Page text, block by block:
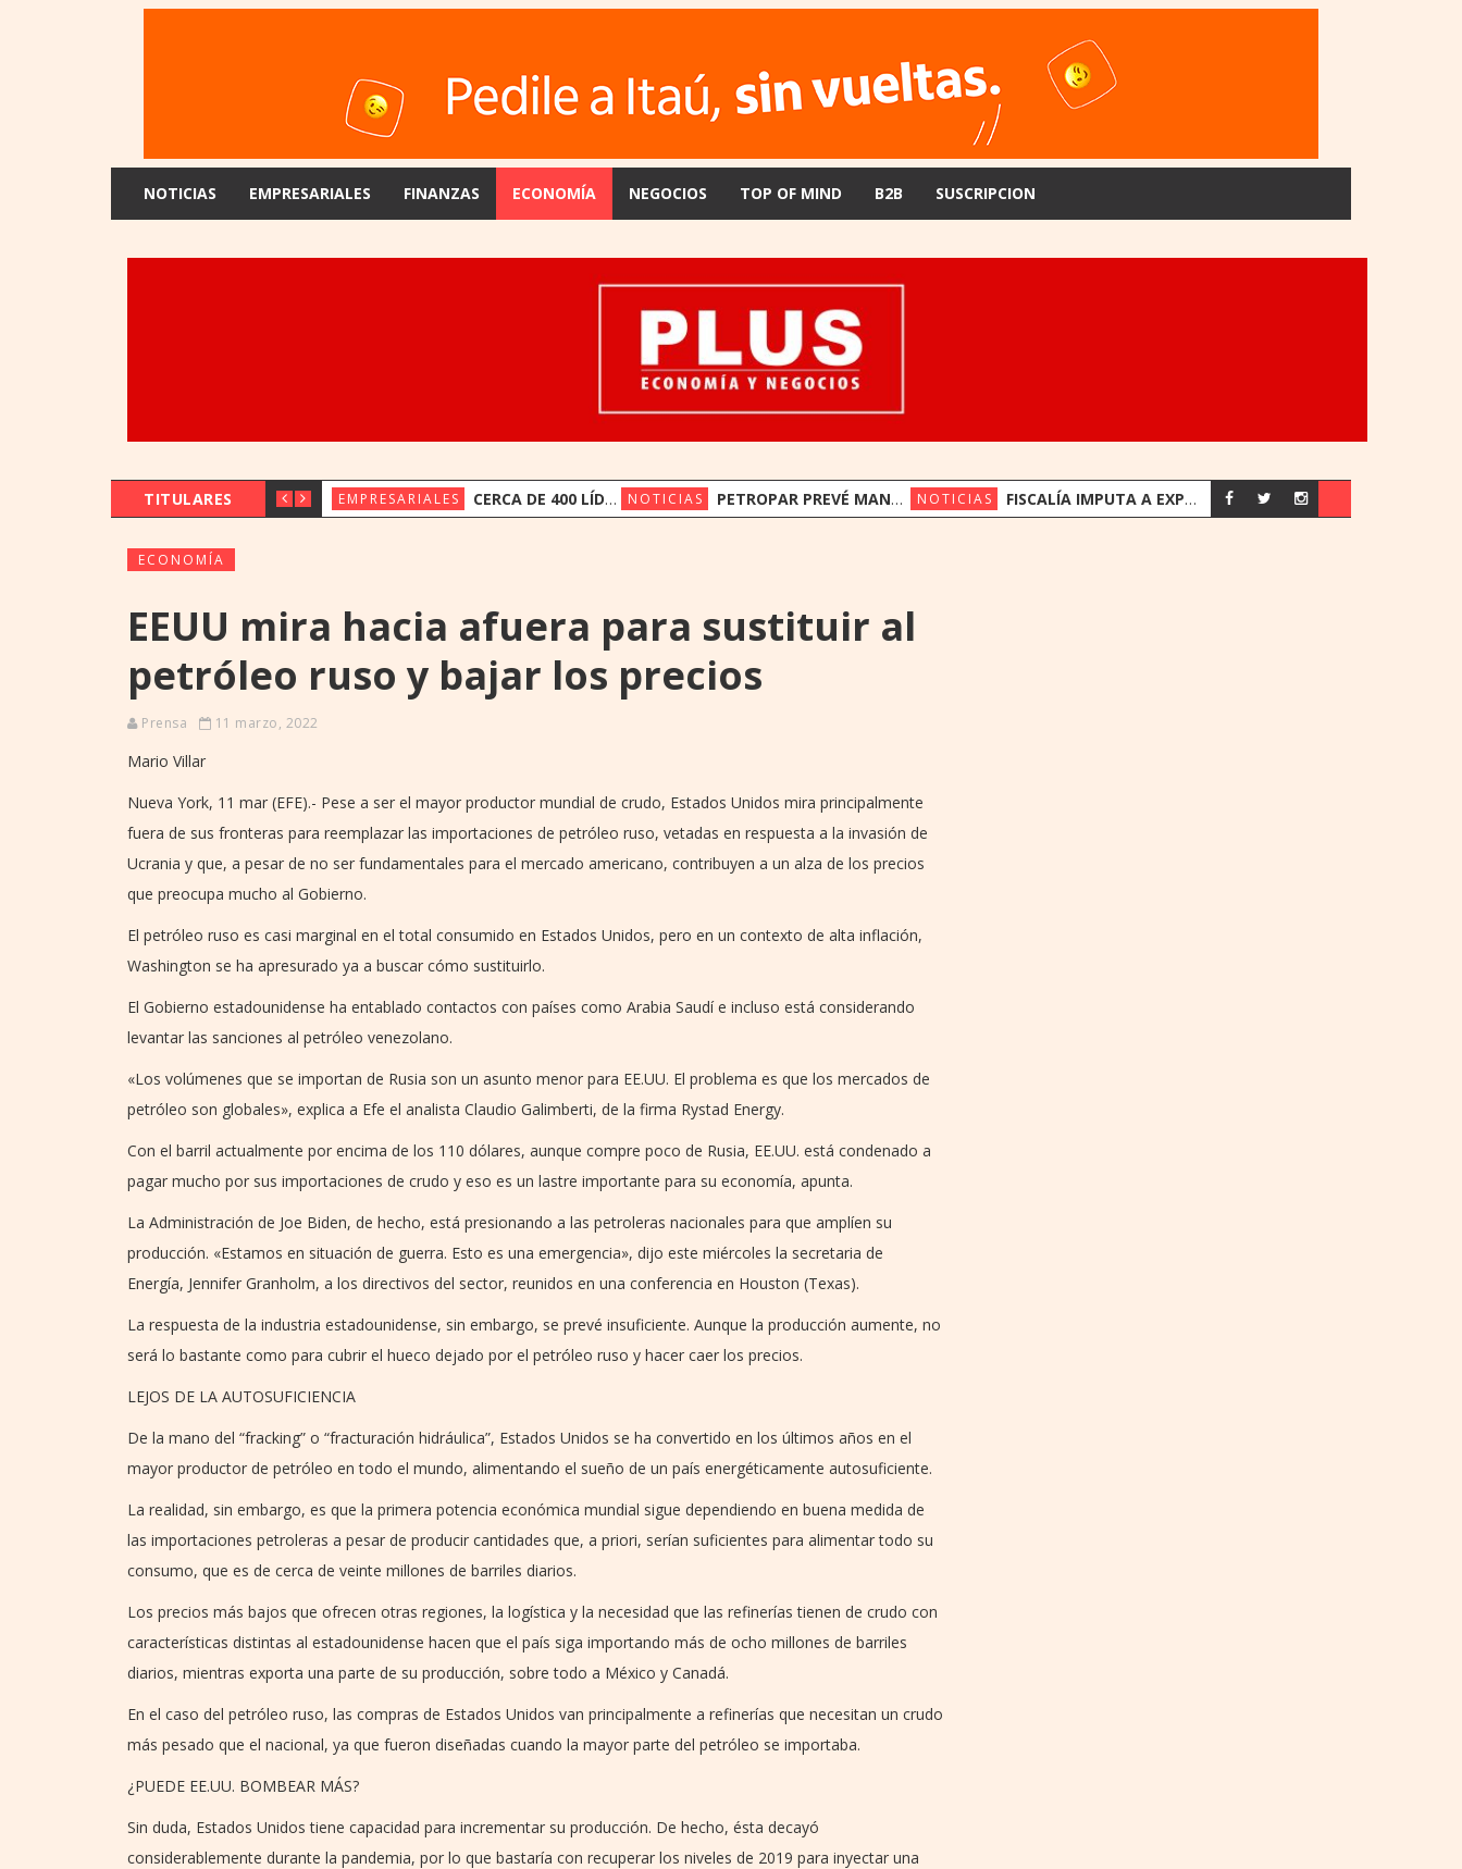
NOTICIAS EMPRESARIALES FINANZAS ECONOMÍA NEGOCIOS TOP OF MIND B2B SUSCRIPCION
TITULARES EMPRESARIALES CERCA DE 400 LÍDERES DE LA INDUSTRIA FINANCIERA PARTICIPAN DE LA CONVENCIÓN BANCARIA DE ASOBAN NOTICIAS PETROPAR PREVÉ MANTENER SUS PRECIOS EN UN ESCENARIO DE SUBAS NOTICIAS FISCALÍA IMPUTA A EXPRESIDENTES DEL IPS JORGE BRÍTEZ Y VICENTE BATAGLIA POR MULTIMILLONARIO DESFALCO
ECONOMÍA
EEUU mira hacia afuera para sustituir al
petróleo ruso y bajar los precios
Prensa 11 marzo, 2022
Mario Villar
Nueva York, 11 mar (EFE).- Pese a ser el mayor productor mundial de crudo, Estados Unidos mira principalmente
fuera de sus fronteras para reemplazar las importaciones de petróleo ruso, vetadas en respuesta a la invasión de
Ucrania y que, a pesar de no ser fundamentales para el mercado americano, contribuyen a un alza de los precios
que preocupa mucho al Gobierno.
El petróleo ruso es casi marginal en el total consumido en Estados Unidos, pero en un contexto de alta inflación,
Washington se ha apresurado ya a buscar cómo sustituirlo.
El Gobierno estadounidense ha entablado contactos con países como Arabia Saudí e incluso está considerando
levantar las sanciones al petróleo venezolano.
«Los volúmenes que se importan de Rusia son un asunto menor para EE.UU. El problema es que los mercados de
petróleo son globales», explica a Efe el analista Claudio Galimberti, de la firma Rystad Energy.
Con el barril actualmente por encima de los 110 dólares, aunque compre poco de Rusia, EE.UU. está condenado a
pagar mucho por sus importaciones de crudo y eso es un lastre importante para su economía, apunta.
La Administración de Joe Biden, de hecho, está presionando a las petroleras nacionales para que amplíen su
producción. «Estamos en situación de guerra. Esto es una emergencia», dijo este miércoles la secretaria de
Energía, Jennifer Granholm, a los directivos del sector, reunidos en una conferencia en Houston (Texas).
La respuesta de la industria estadounidense, sin embargo, se prevé insuficiente. Aunque la producción aumente, no
será lo bastante como para cubrir el hueco dejado por el petróleo ruso y hacer caer los precios.
LEJOS DE LA AUTOSUFICIENCIA
De la mano del “fracking” o “fracturación hidráulica”, Estados Unidos se ha convertido en los últimos años en el
mayor productor de petróleo en todo el mundo, alimentando el sueño de un país energéticamente autosuficiente.
La realidad, sin embargo, es que la primera potencia económica mundial sigue dependiendo en buena medida de
las importaciones petroleras a pesar de producir cantidades que, a priori, serían suficientes para alimentar todo su
consumo, que es de cerca de veinte millones de barriles diarios.
Los precios más bajos que ofrecen otras regiones, la logística y la necesidad que las refinerías tienen de crudo con
características distintas al estadounidense hacen que el país siga importando más de ocho millones de barriles
diarios, mientras exporta una parte de su producción, sobre todo a México y Canadá.
En el caso del petróleo ruso, las compras de Estados Unidos van principalmente a refinerías que necesitan un crudo
más pesado que el nacional, ya que fueron diseñadas cuando la mayor parte del petróleo se importaba.
¿PUEDE EE.UU. BOMBEAR MÁS?
Sin duda, Estados Unidos tiene capacidad para incrementar su producción. De hecho, ésta decayó
considerablemente durante la pandemia, por lo que bastaría con recuperar los niveles de 2019 para inyectar una